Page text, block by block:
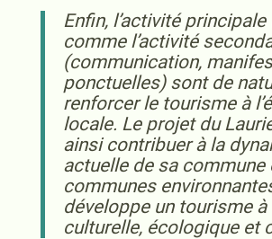
Enfin, l’activité
comme l’activité
(communication,
ponctuelles) sont de
renforcer le tourisme à
locale. Le projet du
ainsi contribuer à la
actuelle de sa commune
communes
développe un tourisme
culturelle, écologique et